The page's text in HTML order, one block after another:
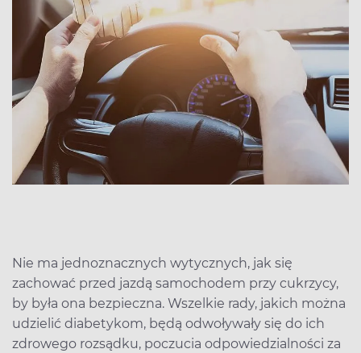
Nie ma jednoznacznych wytycznych, jak się
zachować przed jazdą samochodem przy cukrzycy,
by była ona bezpieczna. Wszelkie rady, jakich można
udzielić diabetykom, będą odwoływały się do ich
zdrowego rozsądku, poczucia odpowiedzialności za